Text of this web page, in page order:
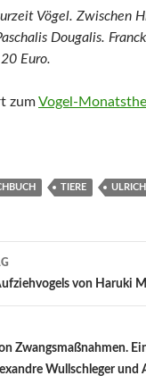
Vögel. Zwischen
Dougalis.
Euro.
zumVogel-
TIERE
von Haruki
Zwangsmaßnahmen.
Wullschleger und